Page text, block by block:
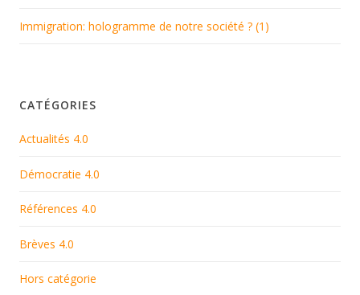
Immigration: hologramme de notre société ? (1)
CATÉGORIES
Actualités 4.0
Démocratie 4.0
Références 4.0
Brèves 4.0
Hors catégorie